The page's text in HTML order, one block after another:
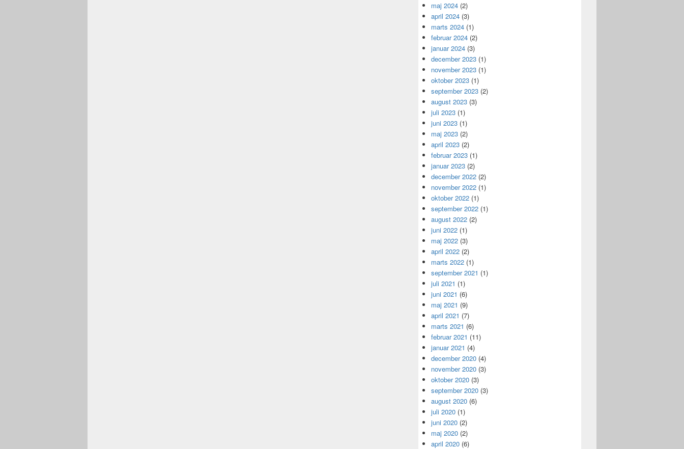
maj 2024 (2)
april 2024 (3)
marts 2024 (1)
februar 2024 (2)
januar 2024 (3)
december 2023 (1)
november 2023 (1)
oktober 2023 (1)
september 2023 (2)
august 2023 (3)
juli 2023 (1)
juni 2023 (1)
maj 2023 (2)
april 2023 (2)
februar 2023 (1)
januar 2023 (2)
december 2022 (2)
november 2022 (1)
oktober 2022 (1)
september 2022 (1)
august 2022 (2)
juni 2022 (1)
maj 2022 (3)
april 2022 (2)
marts 2022 (1)
september 2021 (1)
juli 2021 (1)
juni 2021 (6)
maj 2021 (9)
april 2021 (7)
marts 2021 (6)
februar 2021 (11)
januar 2021 (4)
december 2020 (4)
november 2020 (3)
oktober 2020 (3)
september 2020 (3)
august 2020 (6)
juli 2020 (1)
juni 2020 (2)
maj 2020 (2)
april 2020 (6)